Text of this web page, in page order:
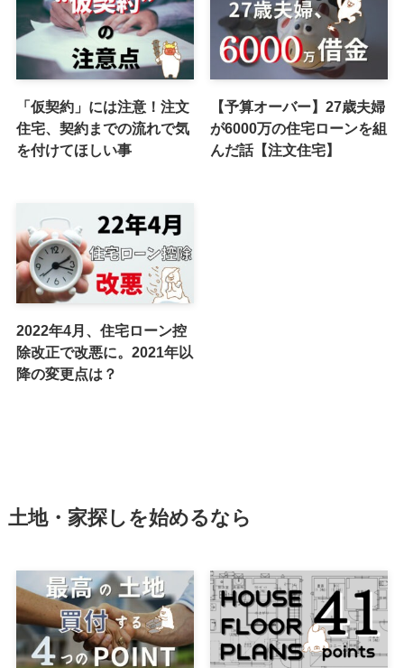
「仮契約」には注意！注文
住宅、契約までの流れで気
を付けてほしい事
【予算オーバー】27歳夫婦
が6000万の住宅ローンを組
んだ話【注文住宅】
2022年4月、住宅ローン控
除改正で改悪に。2021年以
降の変更点は？
土地・家探しを始めるなら